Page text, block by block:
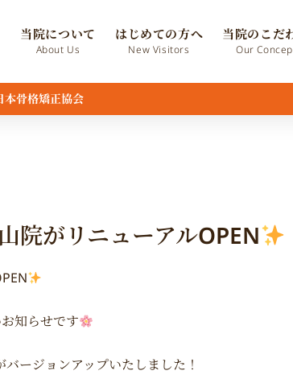
当院について
About Us
はじめての方へ
New Visitors
当院のこだ
Our
本骨格矯正協会
院がリニューアルOPEN
知らせです
バージョンアップいたしました！